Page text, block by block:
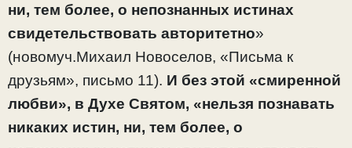
ни, тем более, о непознанных истинах
свидетельствовать авторитетно»
(новомуч.Михаил Новоселов, «Письма к
друзьям», письмо 11). И без этой «смиренной
любви», в Духе Святом, «нельзя познавать
никаких истин, ни, тем более, о